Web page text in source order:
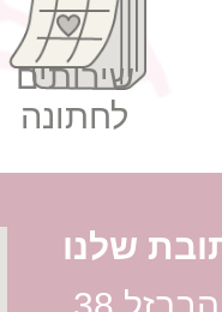
שירותים
לחתונה
שלנו